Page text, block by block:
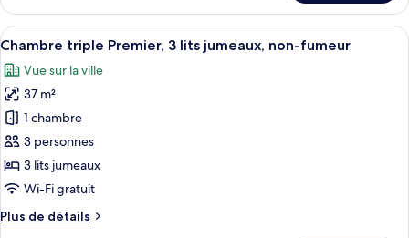
lits
jumeaux,
non-
fumeur
Chambre
Premier,
2
jumeaux,
non-
fumeur
Afficher
toutes
les
photos
pour
ce
type
de
chambre :
Chambre
Une chambre d’hôtel moderne
5
Chambre triple Premier, 3 lits jumeaux, non-fumeur
Vue sur la ville
37 m²
1 chambre
3 personnes
3 lits jumeaux
Wi-Fi gratuit
Plus de détails
Plus